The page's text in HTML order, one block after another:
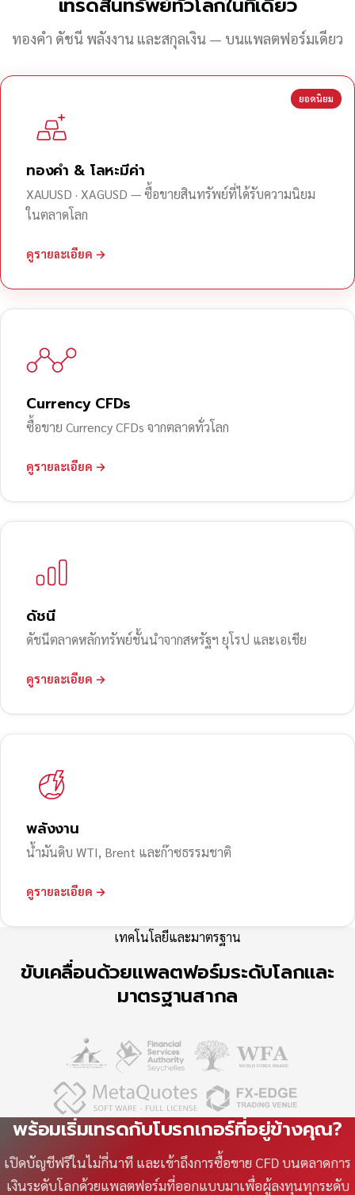
ทองคำ ดัชนี พลังงาน และสกุลเงิน — บนแพลตฟอร์มเดียว
ยอดนิยม
ทองคำ & โลหะมีค่า
XAUUSD · XAGUSD — ซื้อขายสินทรัพย์ที่ได้รับความนิยม
ในตลาดโลก
ดูรายละเอียด →
Currency CFDs
ซื้อขาย Currency CFDs จากตลาดทั่วโลก
ดูรายละเอียด →
ดัชนี
ดัชนีตลาดหลักทรัพย์ชั้นนำจากสหรัฐฯ ยุโรป และเอเชีย
ดูรายละเอียด →
พลังงาน
น้ำมันดิบ WTI, Brent และก๊าซธรรมชาติ
ดูรายละเอียด →
เทคโนโลยีและมาตรฐาน
ขับเคลื่อนด้วยแพลตฟอร์มระดับโลกและ
มาตรฐานสากล
พร้อมเริ่มเทรดกับโบรกเกอร์ที่อยู่ข้างคุณ?
เปิดบัญชีฟรีในไม่กี่นาที และเข้าถึงการซื้อขาย CFD บนตลาดการ
เงินระดับโลกด้วยแพลตฟอร์มที่ออกแบบมาเพื่อผู้ลงทุนทุกระดับ